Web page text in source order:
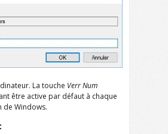
La touche Verr Num
être active par défaut à chaque
de Windows.